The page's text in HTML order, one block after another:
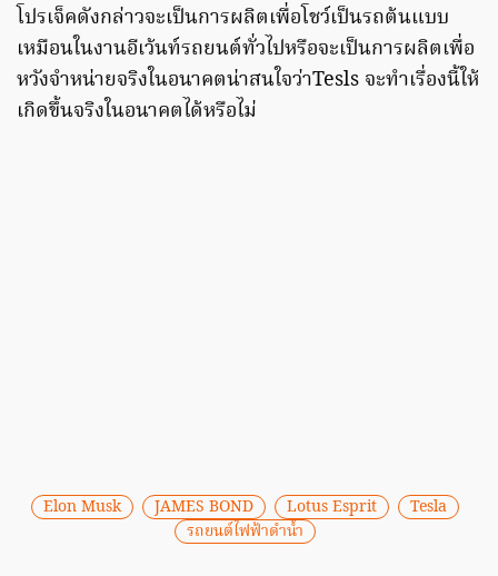
โปรเจ็คดังกล่าวจะเป็นการผลิตเพื่อโชว์เป็นรถต้นแบบ
เหมือนในงานอีเว้นท์รถยนต์ทั่วไปหรือจะเป็นการผลิตเพื่อ
หวังจำหน่ายจริงในอนาคตน่าสนใจว่าTesls จะทำเรื่องนี้ให้
เกิดขึ้นจริงในอนาคตได้หรือไม่
Elon Musk JAMES BOND Lotus Esprit
Tesla
รถยนต์ไฟฟ้าดำน้ำ